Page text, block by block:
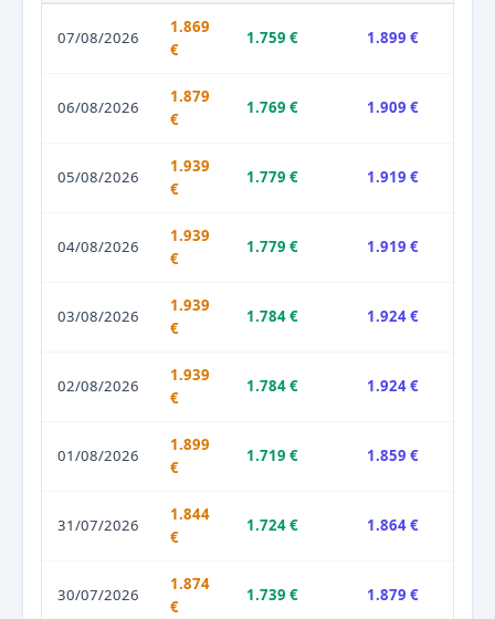
07/08/2026
1.869
€
1.759 € 1.899 €
06/08/2026
1.879
€
1.769 € 1.909 €
05/08/2026
1.939
€
1.779 € 1.919 €
04/08/2026
1.939
€
1.779 € 1.919 €
03/08/2026
1.939
€
1.784 € 1.924 €
02/08/2026
1.939
€
1.784 € 1.924 €
01/08/2026
1.899
€
1.719 € 1.859 €
31/07/2026
1.844
€
1.724 € 1.864 €
30/07/2026
1.874
€
1.739 € 1.879 €